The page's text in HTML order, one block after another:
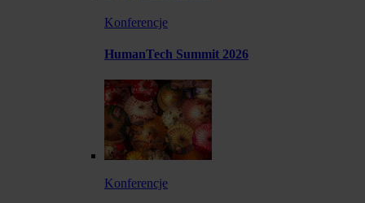
Konferencje
HumanTech Summit 2026
Konferencje